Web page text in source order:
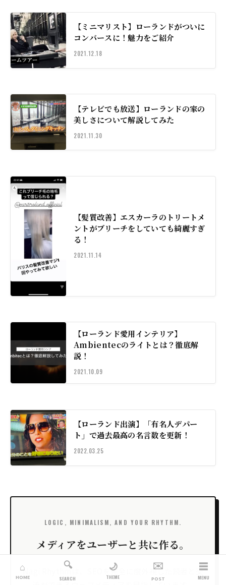
【ミニマリスト】ローランドがついに
コンバースに！魅力をご紹介
2021.12.18
【テレビでも放送】ローランドの家の
美しさについて解説してみた
2021.11.30
【髪質改善】エスカーラのトリートメ
ントがブリーチをしていても綺麗すぎ
る！
2021.11.14
【ローランド愛用インテリア】
Ambientecのライトとは？徹底解
説！
2021.10.09
【ローランド出演】「有名人デパー
ト」で過去最高の名言数を更新！
2022.03.25
LOGIC, MINIMALISM, AND YOUR RHYTHM.
メディアをユーザーと共に作る。
Nagi Rhythmは、SEOを完全に度外視した読者と交
⌂
HOME
🔍
SEARCH
🌙
THEME
✉️
POST
☰
MENU